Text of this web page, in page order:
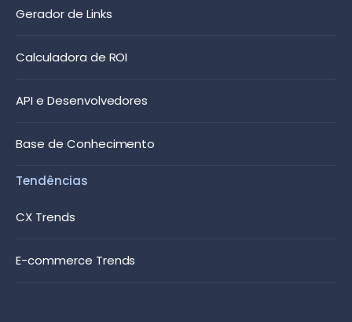
Gerador de Links
Calculadora de ROI
API e Desenvolvedores
Base de Conhecimento
Tendências
CX Trends
E-commerce Trends